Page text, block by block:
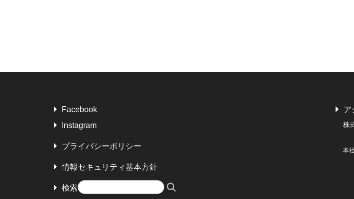
Facebook
Instagram
プライバシーポリシー
情報セキュリティ基本方針
検索
ア
株
本社